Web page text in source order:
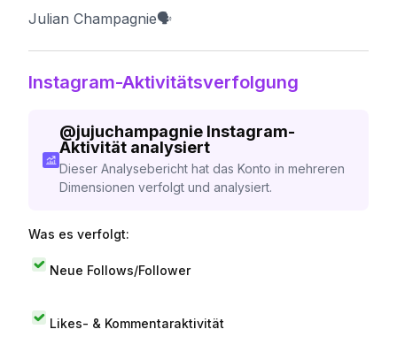
Julian Champagnie🗣
Instagram-Aktivitätsverfolgung
@jujuchampagnie Instagram-
Aktivität analysiert
Dieser Analysebericht hat das Konto in mehreren
Dimensionen verfolgt und analysiert.
Was es verfolgt:
Neue Follows/Follower
Likes- & Kommentaraktivität